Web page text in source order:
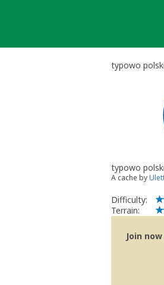
typowo
typowo
A cache by
Difficulty:
Terrain:
Join